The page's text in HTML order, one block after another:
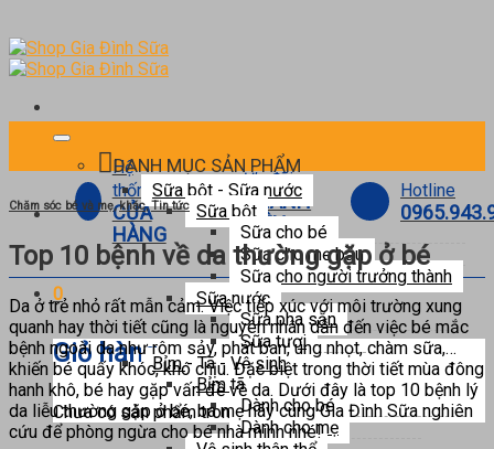
to
content
Hệ
thống
CỬA
HÀNG
Ưu đãi
THÀNH
VIÊN
Hotline
0
Giỏ hàng
Chưa có sản phẩm trong giỏ hàng.
DANH MỤC SẢN PHẨM
Sữa bột - Sữa nước
Sữa bột
Sữa cho bé
Sữa cho mẹ bầu
Sữa cho người trưởng thành
Sữa nước
Sữa pha sẵn
Sữa tươi
Bỉm - Tã - Vệ sinh
Bỉm tã
Dành cho bé
Dành cho mẹ
Chăm sóc bé và mẹ,khác,Tin tức
Top 10 bệnh về da thường gặp ở bé
Da ở trẻ nhỏ rất mẫn cảm. Việc tiếp xúc với môi trường xung
quanh hay thời tiết cũng là nguyên nhân dẫn đến việc bé mắc
bệnh ngoài da như rôm sảy, phát ban, ung nhọt, chàm sữa,…
khiến bé quấy khóc, khó chịu. Đặc biệt trong thời tiết mùa đông
hanh khô, bé hay gặp vấn đề về da. Dưới đây là top 10 bệnh lý
da liễu thường gặp ở bé, ba mẹ hãy cùng Gia Đình Sữa nghiên
cứu để phòng ngừa cho bé nhà mình nhé!